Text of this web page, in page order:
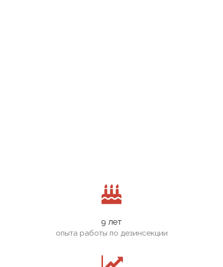
9 лет
опыта работы по дезинсекции